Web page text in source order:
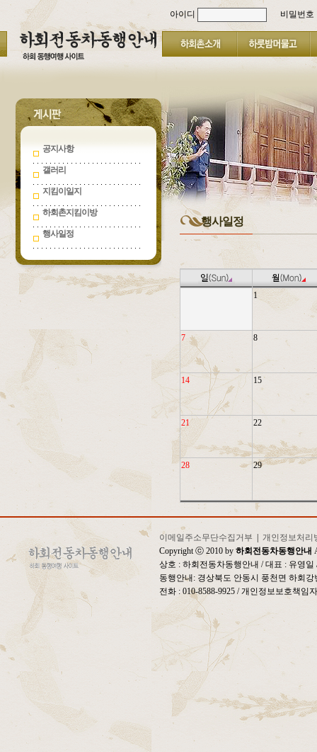
공지사항
갤러리
지킴이일지
하회촌지킴이방
행사일정
아이디 비밀번호
행사일정
1
7 8
14 15
21 22
28 29
이메일주소무단수집거부| 개인정보처리
Copyright ⓒ 2010 by 하회전동차동행안내
상호 : 하회전동차동행안내 / 대표 : 유영
동행안내: 경상북도 안동시 풍천면 하회
전화 : 010-8588-9925 / 개인정보보호책임